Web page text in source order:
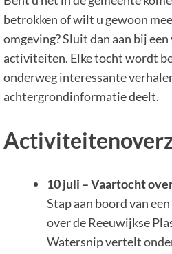
betrokken of wilt u gewoon
omgeving? Sluit dan aan bij
activiteiten. Elke tocht wordt
onderweg interessante
achtergrondinformatie deelt.
10 juli – Vaartocht
Stap aan boord van
over de Reeuwijkse
Watersnip vertelt